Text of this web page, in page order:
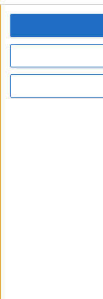
Dichiaro di aver
di dare il mio